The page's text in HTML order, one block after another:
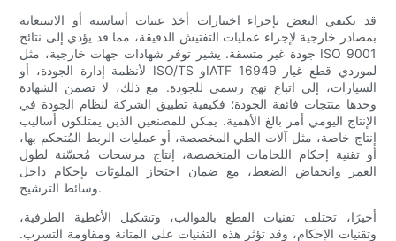
قد يكتفي البعض بإجراء اختبارات أخذ عينات أساسية أو الاستعانة
بمصادر خارجية لإجراء عمليات التفتيش الدقيقة، مما قد يؤدي إلى نتائج
جودة غير متسقة. يشير توفر شهادات جهات خارجية، مثل ISO 9001
لأنظمة إدارة الجودة، أو ISO/TS وIATF 16949 لموردي قطع غيار
السيارات، إلى اتباع نهج رسمي للجودة. مع ذلك، لا تضمن الشهادة
وحدها منتجات فائقة الجودة؛ فكيفية تطبيق الشركة لنظام الجودة في
الإنتاج اليومي أمر بالغ الأهمية. يمكن للمصنعين الذين يمتلكون أساليب
إنتاج خاصة، مثل آلات الطي المخصصة، أو عمليات الربط المُتحكم بها،
أو تقنية إحكام اللحامات المتخصصة، إنتاج مرشحات مُحسّنة لطول
العمر وانخفاض الضغط، مع ضمان احتجاز الملوثات بإحكام داخل
وسائط الترشيح.
أخيرًا، تختلف تقنيات القطع بالقوالب، وتشكيل الأغطية الطرفية،
وتقنيات الإحكام، وقد تؤثر هذه التقنيات على المتانة ومقاومة التسرب.